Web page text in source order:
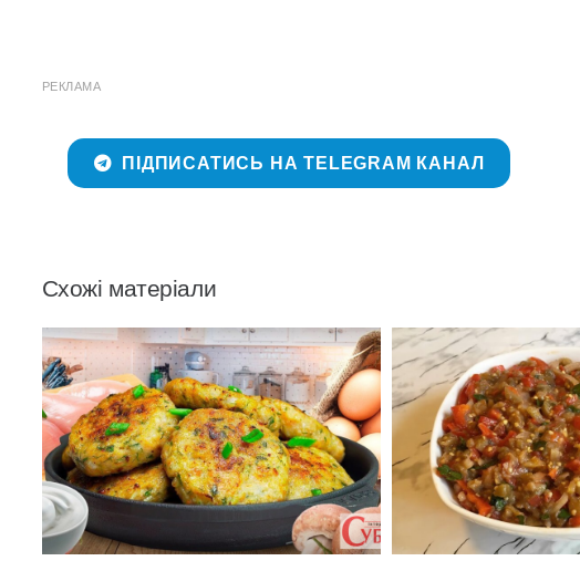
РЕКЛАМА
ПІДПИСАТИСЬ НА TELEGRAM КАНАЛ
Схожі матеріали